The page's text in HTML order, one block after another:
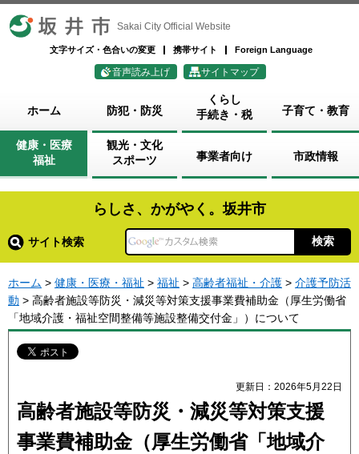
坂井市 Sakai City Official Website
文字サイズ・色合いの変更 携帯サイト Foreign Language
音声読み上げ サイトマップ
ホーム 防犯・防災
くらし
手続き・税
子育て・教育
健康・医療
福祉
観光・文化
スポーツ
事業者向け 市政情報
らしさ、かがやく。坂井市
サイト検索
ホーム > 健康・医療・福祉 > 福祉 > 高齢者福祉・介護 > 介護予防活
動 > 高齢者施設等防災・減災等対策支援事業費補助金（厚生労働省
「地域介護・福祉空間整備等施設整備交付金」）について
更新日：2026年5月22日
高齢者施設等防災・減災等対策支援
事業費補助金（厚生労働省「地域介